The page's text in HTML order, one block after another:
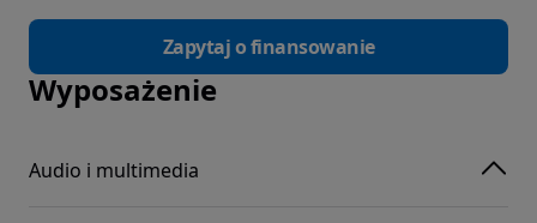
Zapytaj o finansowanie
Wyposażenie
Audio i multimedia